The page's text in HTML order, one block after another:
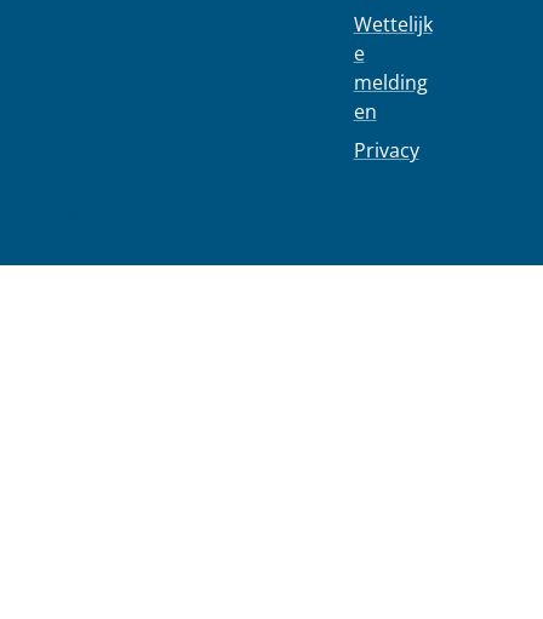
Wettelijk
e
melding
en
Privacy